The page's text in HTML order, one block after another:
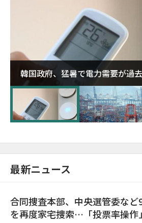
韓国政府、猛暑で電力需要が過
に需給対応体制を点検
最新ニュース
合同捜査本部、中央選管委など
を再度家宅捜索…「投票率操作